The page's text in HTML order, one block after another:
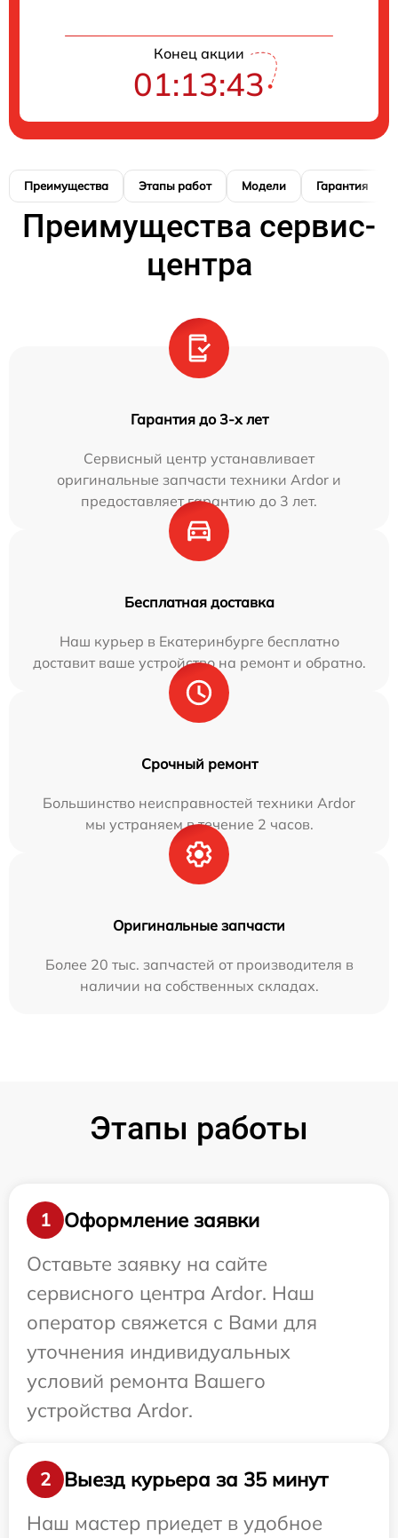
Конец акции
01:13:42
Преимущества Этапы работ Модели Гарантия
Преимущества сервис-
центра
Гарантия до 3-х лет
Сервисный центр устанавливает
оригинальные запчасти техники Ardor и
предоставляет гарантию до 3 лет.
Бесплатная доставка
Наш курьер в Екатеринбурге бесплатно
доставит ваше устройство на ремонт и обратно.
Срочный ремонт
Большинство неисправностей техники Ardor
мы устраняем в течение 2 часов.
Оригинальные запчасти
Более 20 тыс. запчастей от производителя в
наличии на собственных складах.
Этапы работы
1
Оформление заявки
Оставьте заявку на сайте
сервисного центра Ardor. Наш
оператор свяжется с Вами для
уточнения индивидуальных
условий ремонта Вашего
устройства Ardor.
2
Выезд курьера за 35 минут
Наш мастер приедет в удобное